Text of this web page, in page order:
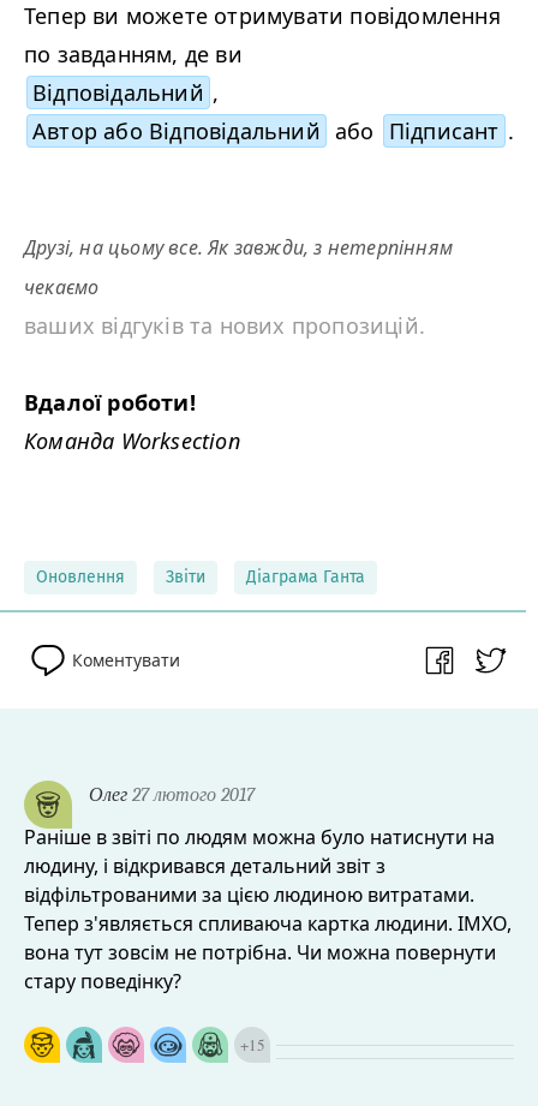
Тепер ви можете отримувати повідомлення
по завданням, де ви
Відповідальний ,
Автор або Відповідальний або Підписант .
Друзі, на цьому все. Як завжди, з нетерпінням
чекаємо
ваших відгуків та нових пропозицій.
Вдалої роботи!
Команда Worksection
Оновлення Звіти Діаграма Ганта
Коментувати
Олег 27 лютого 2017
Раніше в звіті по людям можна було натиснути на
людину, і відкривався детальний звіт з
відфільтрованими за цією людиною витратами.
Тепер з'являється спливаюча картка людини. ІМХО,
вона тут зовсім не потрібна. Чи можна повернути
стару поведінку?
+15